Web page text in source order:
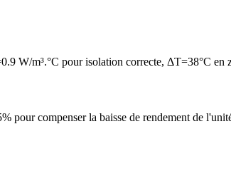
W/m³.°C pour isolation correcte, ΔT=38°C en
pour compenser la baisse de rendement de